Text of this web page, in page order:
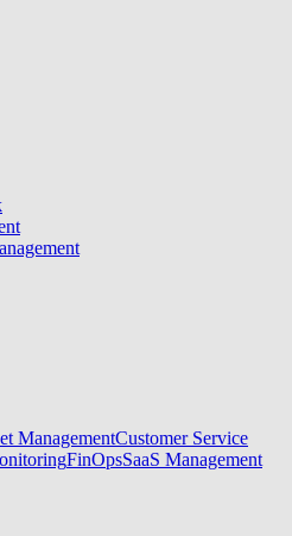
ManagementCustomer Service
FinOpsSaaS Management